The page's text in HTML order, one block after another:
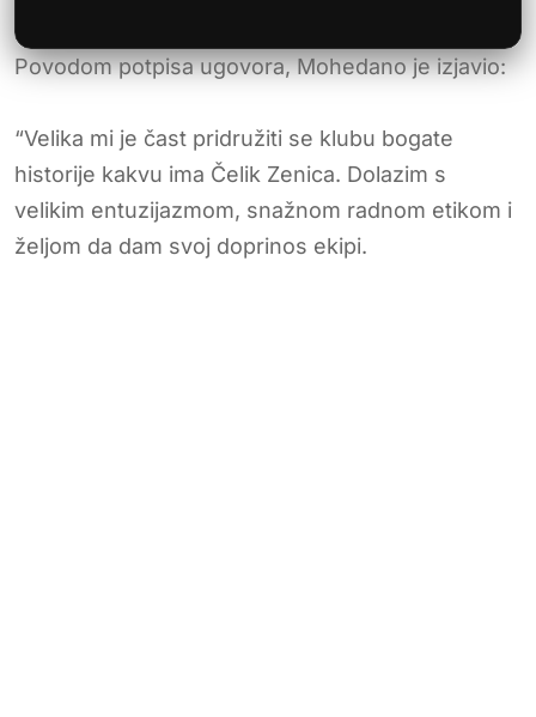
Povodom potpisa ugovora, Mohedano je izjavio:
“Velika mi je čast pridružiti se klubu bogate
historije kakvu ima Čelik Zenica. Dolazim s
velikim entuzijazmom, snažnom radnom etikom i
željom da dam svoj doprinos ekipi.